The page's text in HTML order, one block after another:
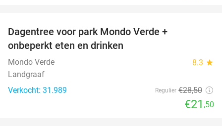
Dagentree voor park Mondo Verde +
onbeperkt eten en drinken
Mondo Verde 8.3 star
Landgraaf
Verkocht: 31.989
Regulier €28,50
€21 ,50